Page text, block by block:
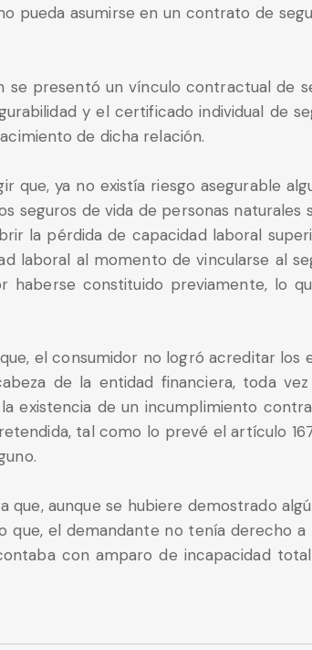
pueda asumirse en un contrato de
se presentó un vínculo contractual de
y el certificado individual de
de dicha relación.
que, ya no existía riesgo asegurable
seguros de vida de personas
la pérdida de capacidad laboral
laboral al momento de vincularse al
haberse constituido previamente, lo
el consumidor no logró acreditar
de la entidad financiera, toda
existencia de un incumplimiento
tal como lo prevé el artículo
que, aunque se hubiere demostrado
que, el demandante no tenía derecho
con amparo de incapacidad